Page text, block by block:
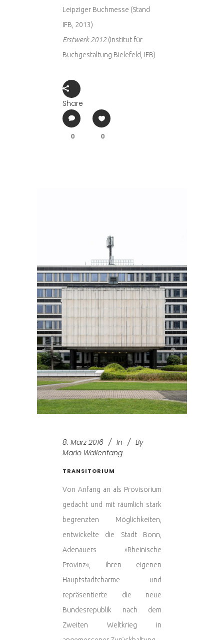
Leipziger Buchmesse (Stand
IFB, 2013)
Erstwerk 2012 (Institut für
Buchgestaltung Bielefeld, IFB)
Share
0 0
8. März 2016 In
By
Mario Wallenfang
TRANSITORIUM
Von Anfang an als Provisorium
gedacht und mit räumlich stark
begrenzten Möglichkeiten,
entwickelte die Stadt Bonn,
Adenauers »Rheinische
Provinz«, ihren eigenen
Hauptstadtcharme und
repräsentierte die neue
Bundesrepublik nach dem
Zweiten Weltkrieg in